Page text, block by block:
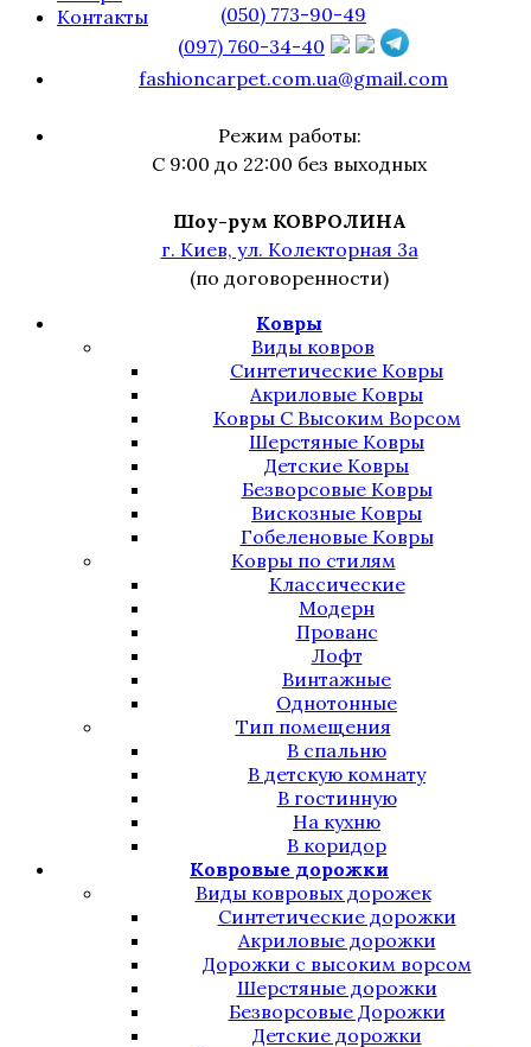
Контакты
(050) 773-90-49
(097) 760-34-40
fashioncarpet.com.ua@gmail.com
Режим работы:
С 9:00 до 22:00 без выходных
Шоу-рум КОВРОЛИНА
г. Киев, ул. Колекторная 3а
(по договоренности)
Ковры
Виды ковров
Синтетические Ковры
Акриловые Ковры
Ковры С Высоким Ворсом
Шерстяные Ковры
Детские Ковры
Безворсовые Ковры
Вискозные Ковры
Гобеленовые Ковры
Ковры по стилям
Классические
Модерн
Прованс
Лофт
Винтажные
Однотонные
Тип помещения
В спальню
В детскую комнату
В гостинную
На кухню
В коридор
Ковровые дорожки
Виды ковровых дорожек
Синтетические дорожки
Акриловые дорожки
Дорожки с высоким ворсом
Шерстяные дорожки
Безворсовые Дорожки
Детские дорожки